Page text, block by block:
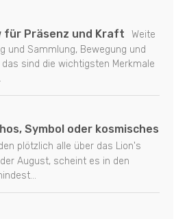
für Präsenz und Kraft
Weite
und Sammlung, Bewegung und
sind die wichtigsten Merkmale
Symbol oder kosmisches
plötzlich alle über das Lion's
August, scheint es in den